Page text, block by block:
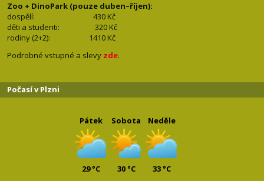
Zoo + DinoPark (pouze duben–říjen):
dospělí: 430 Kč
děti a studenti: 320 Kč
rodiny (2+2): 1410 Kč
Podrobné vstupné a slevy zde.
Počasí v Plzni
Pátek
29 °C
Sobota
30 °C
Neděle
33 °C